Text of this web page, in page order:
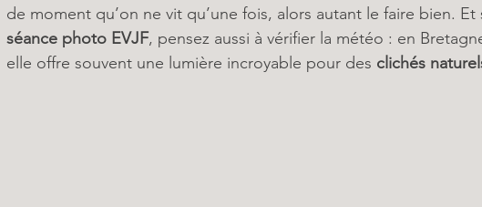
de moment qu’on ne vit qu’une fois, alors autant le faire bien. Et
séance photo EVJF, pensez aussi à vérifier la météo : en
elle offre souvent une lumière incroyable pour des clichés